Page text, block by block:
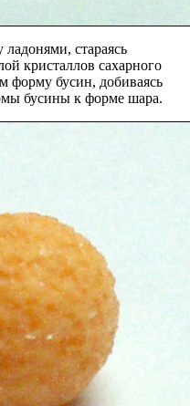
стараясь
кристаллов сахарного
форму бусин, добиваясь
бусины к форме шара.